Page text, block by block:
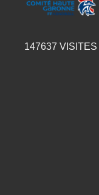
147637 VISITES